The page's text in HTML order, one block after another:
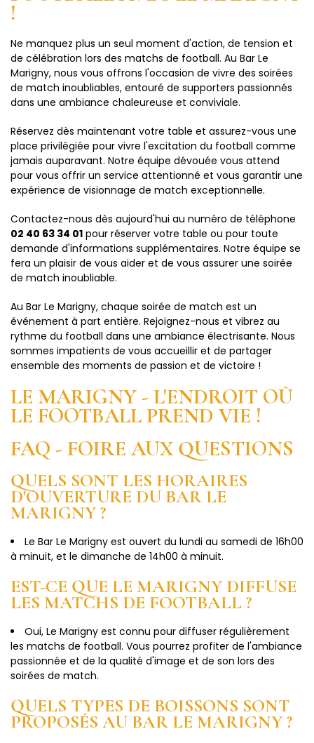
!
Ne manquez plus un seul moment d'action, de tension et
de célébration lors des matchs de football. Au Bar Le
Marigny, nous vous offrons l'occasion de vivre des soirées
de match inoubliables, entouré de supporters passionnés
dans une ambiance chaleureuse et conviviale.
Réservez dès maintenant votre table et assurez-vous une
place privilégiée pour vivre l'excitation du football comme
jamais auparavant. Notre équipe dévouée vous attend
pour vous offrir un service attentionné et vous garantir une
expérience de visionnage de match exceptionnelle.
Contactez-nous dès aujourd'hui au numéro de téléphone
02 40 63 34 01 pour réserver votre table ou pour toute
demande d'informations supplémentaires. Notre équipe se
fera un plaisir de vous aider et de vous assurer une soirée
de match inoubliable.
Au Bar Le Marigny, chaque soirée de match est un
événement à part entière. Rejoignez-nous et vibrez au
rythme du football dans une ambiance électrisante. Nous
sommes impatients de vous accueillir et de partager
ensemble des moments de passion et de victoire !
LE MARIGNY - L'ENDROIT OÙ
LE FOOTBALL PREND VIE !
FAQ - FOIRE AUX QUESTIONS
QUELS SONT LES HORAIRES
D'OUVERTURE DU BAR LE
MARIGNY ?
Le Bar Le Marigny est ouvert du lundi au samedi de 16h00
à minuit, et le dimanche de 14h00 à minuit.
EST-CE QUE LE MARIGNY DIFFUSE
LES MATCHS DE FOOTBALL ?
Oui, Le Marigny est connu pour diffuser régulièrement
les matchs de football. Vous pourrez profiter de l'ambiance
passionnée et de la qualité d'image et de son lors des
soirées de match.
QUELS TYPES DE BOISSONS SONT
PROPOSÉS AU BAR LE MARIGNY ?